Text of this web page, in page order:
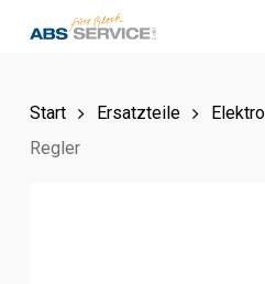
content
Start Ersatzteile
Regler